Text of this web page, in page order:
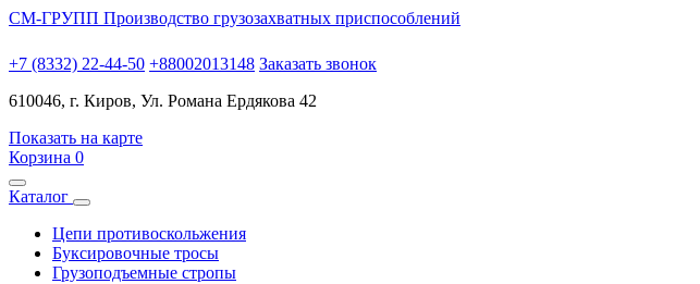
СМ-ГРУПП Производство грузозахватных приспособлений
+7 (8332) 22-44-50 +88002013148 Заказать звонок
610046, г. Киров, Ул. Романа Ердякова 42
Показать на карте
Корзина 0
Каталог
Цепи противоскольжения
Буксировочные тросы
Грузоподъемные стропы